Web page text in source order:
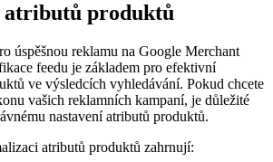
atributů produktů
úspěšnou reklamu na Google Merchant
feedu je základem pro efektivní
ve výsledcích vyhledávání. Pokud chcete
vašich reklamních kampaní, je důležité
nastavení atributů produktů.
atributů produktů zahrnují: